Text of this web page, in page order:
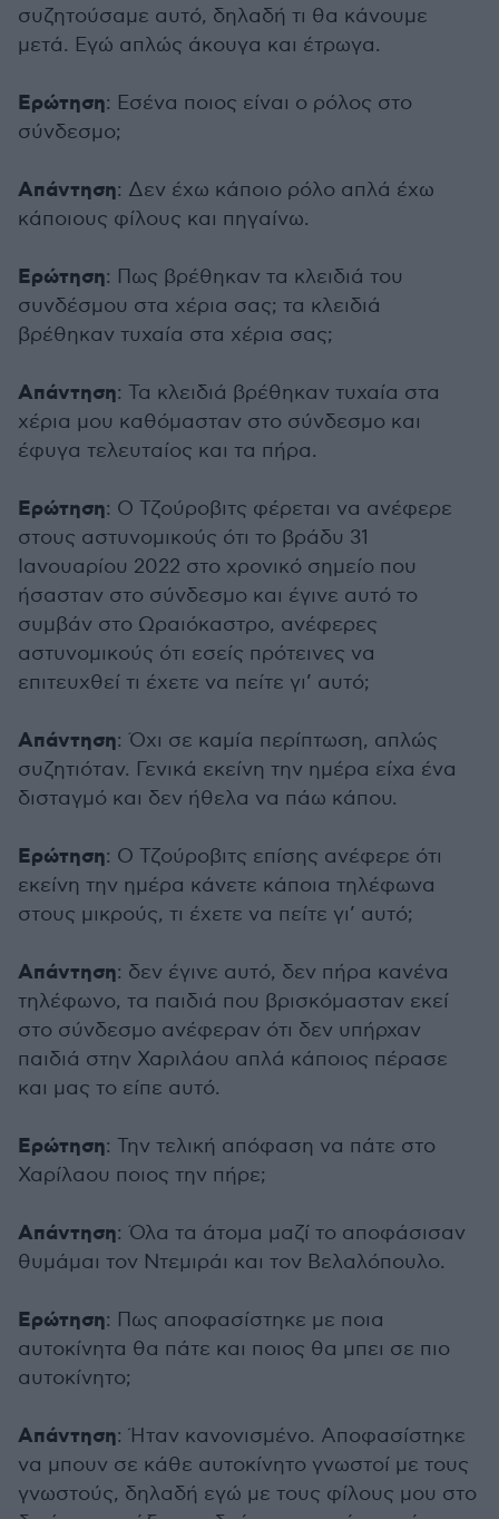
συζητούσαμε αυτό, δηλαδή τι θα κάνουμε
μετά. Εγώ απλώς άκουγα και έτρωγα.
Ερώτηση: Εσένα ποιος είναι ο ρόλος στο
σύνδεσμο;
Απάντηση: Δεν έχω κάποιο ρόλο απλά έχω
κάποιους φίλους και πηγαίνω.
Ερώτηση: Πως βρέθηκαν τα κλειδιά του
συνδέσμου στα χέρια σας; τα κλειδιά
βρέθηκαν τυχαία στα χέρια σας;
Απάντηση: Τα κλειδιά βρέθηκαν τυχαία στα
χέρια μου καθόμασταν στο σύνδεσμο και
έφυγα τελευταίος και τα πήρα.
Ερώτηση: Ο Τζούροβιτς φέρεται να ανέφερε
στους αστυνομικούς ότι το βράδυ 31
Ιανουαρίου 2022 στο χρονικό σημείο που
ήσασταν στο σύνδεσμο και έγινε αυτό το
συμβάν στο Ωραιόκαστρο, ανέφερες
αστυνομικούς ότι εσείς πρότεινες να
επιτευχθεί τι έχετε να πείτε γι’ αυτό;
Απάντηση: Όχι σε καμία περίπτωση, απλώς
συζητιόταν. Γενικά εκείνη την ημέρα είχα ένα
δισταγμό και δεν ήθελα να πάω κάπου.
Ερώτηση: Ο Τζούροβιτς επίσης ανέφερε ότι
εκείνη την ημέρα κάνετε κάποια τηλέφωνα
στους μικρούς, τι έχετε να πείτε γι’ αυτό;
Απάντηση: δεν έγινε αυτό, δεν πήρα κανένα
τηλέφωνο, τα παιδιά που βρισκόμασταν εκεί
στο σύνδεσμο ανέφεραν ότι δεν υπήρχαν
παιδιά στην Χαριλάου απλά κάποιος πέρασε
και μας το είπε αυτό.
Ερώτηση: Την τελική απόφαση να πάτε στο
Χαρίλαου ποιος την πήρε;
Απάντηση: Όλα τα άτομα μαζί το αποφάσισαν
θυμάμαι τον Ντεμιράι και τον Βελαλόπουλο.
Ερώτηση: Πως αποφασίστηκε με ποια
αυτοκίνητα θα πάτε και ποιος θα μπει σε πιο
αυτοκίνητο;
Απάντηση: Ήταν κανονισμένο. Αποφασίστηκε
να μπουν σε κάθε αυτοκίνητο γνωστοί με τους
γνωστούς, δηλαδή εγώ με τους φίλους μου στο